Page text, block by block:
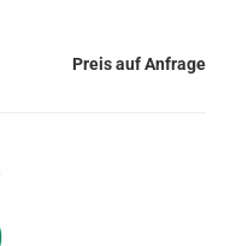
Preis auf Anfrage